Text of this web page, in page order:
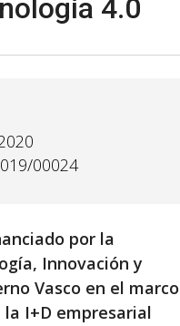
4.0
00024
por la
Innovación y
Vasco en el marco
I+D empresarial